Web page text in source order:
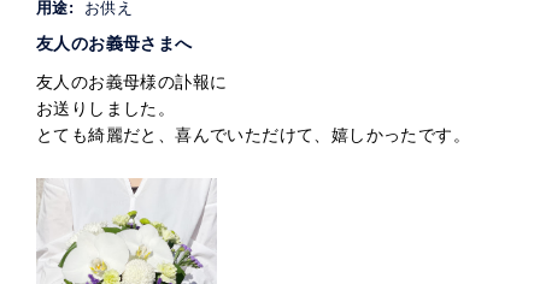
用途:
お供え
友人のお義母さまへ
友人のお義母様の訃報に
お送りしました。
とても綺麗だと、喜んでいただけて、嬉しかったです。